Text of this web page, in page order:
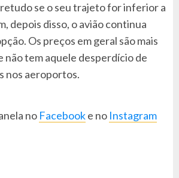
se o seu trajeto for inferior a
depois disso, o avião continua
Os preços em geral são mais
não tem aquele desperdício de
nos aeroportos.
no Facebooke no Instagram